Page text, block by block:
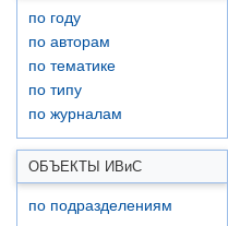
по году
по авторам
по тематике
по типу
по журналам
ОБЪЕКТЫ ИВиС
по подразделениям